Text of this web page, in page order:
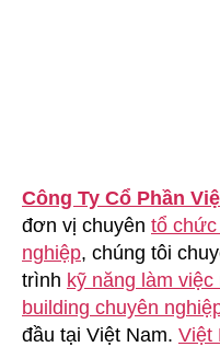
Công Ty Cổ Phần
đơn vị chuyên tổ chức
nghiệp, chúng tôi
trình kỹ năng làm việc
building chuyên
đầu tại Việt Nam. Việt